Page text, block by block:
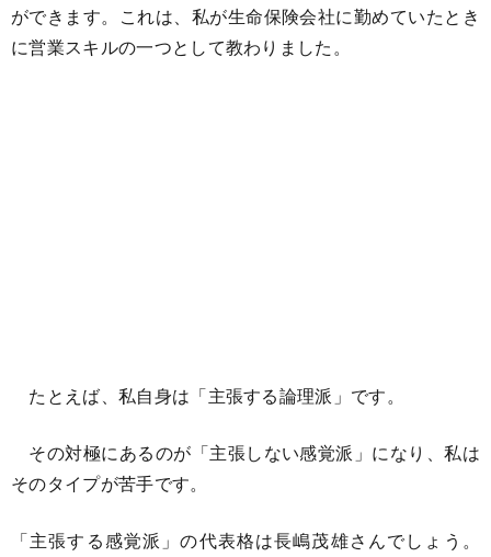
ができます。これは、私が生命保険会社に勤めていたとき
に営業スキルの一つとして教わりました。
たとえば、私自身は「主張する論理派」です。
その対極にあるのが「主張しない感覚派」になり、私は
そのタイプが苦手です。
「主張する感覚派」の代表格は長嶋茂雄さんでしょう。